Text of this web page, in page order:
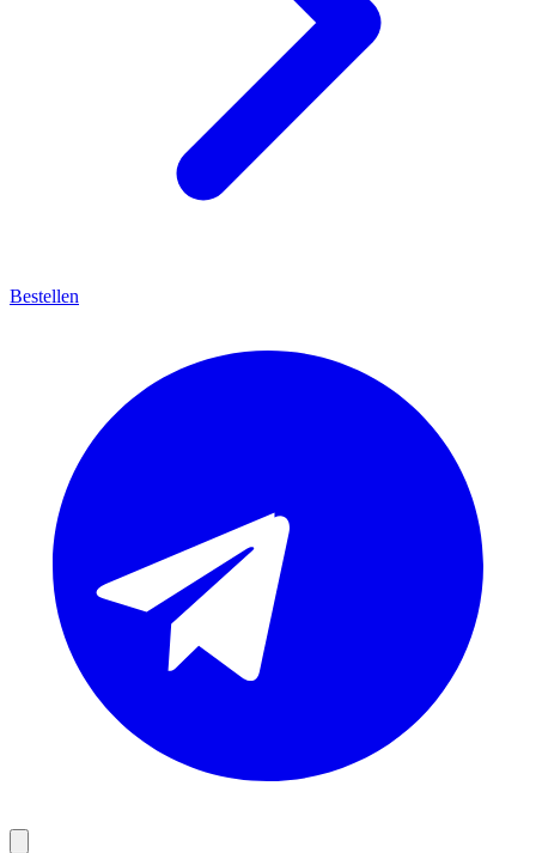
Bestellen